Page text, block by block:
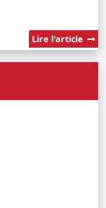
Lire l'article